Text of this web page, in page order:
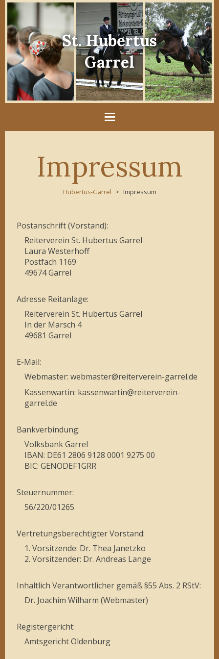
St. Hubertus
Garrel
Impressum
Hubertus-Garrel Impressum
Postanschrift (Vorstand):
Reiterverein St. Hubertus Garrel
Laura Westerhoff
Postfach 1169
49674 Garrel
Adresse Reitanlage:
Reiterverein St. Hubertus Garrel
In der Marsch 4
49681 Garrel
E-Mail:
Webmaster: webmaster@reiterverein-garrel.de
Kassenwartin: kassenwartin@reiterverein-
garrel.de
Bankverbindung:
Volksbank Garrel
IBAN: DE61 2806 9128 0001 9275 00
BIC: GENODEF1GRR
Steuernummer:
56/220/01265
Vertretungsberechtigter Vorstand:
1. Vorsitzende: Dr. Thea Janetzko
2. Vorsitzender: Dr. Andreas Lange
Inhaltlich Verantwortlicher gemäß §55 Abs. 2 RStV:
Dr. Joachim Wilharm (Webmaster)
Registergericht:
Amtsgericht Oldenburg